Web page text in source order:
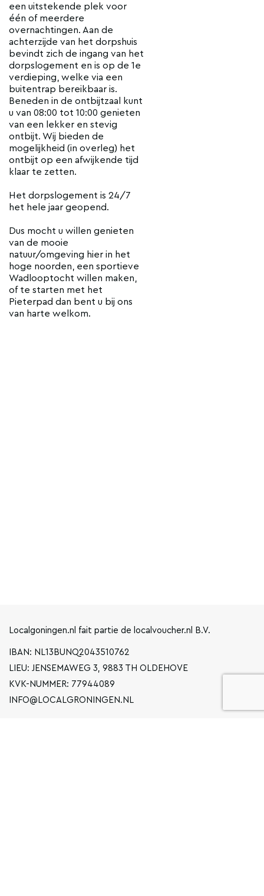
een uitstekende plek voor
één of meerdere
overnachtingen. Aan de
achterzijde van het dorpshuis
bevindt zich de ingang van het
dorpslogement en is op de 1e
verdieping, welke via een
buitentrap bereikbaar is.
Beneden in de ontbijtzaal kunt
u van 08:00 tot 10:00 genieten
van een lekker en stevig
ontbijt. Wij bieden de
mogelijkheid (in overleg) het
ontbijt op een afwijkende tijd
klaar te zetten.
Het dorpslogement is 24/7
het hele jaar geopend.
Dus mocht u willen genieten
van de mooie
natuur/omgeving hier in het
hoge noorden, een sportieve
Wadlooptocht willen maken,
of te starten met het
Pieterpad dan bent u bij ons
van harte welkom.
Localgoningen.nl fait partie de localvoucher.nl B.V.
IBAN: NL13BUNQ2043510762
LIEU: JENSEMAWEG 3, 9883 TH OLDEHOVE
KVK-NUMMER: 77944089
INFO@LOCALGRONINGEN.NL